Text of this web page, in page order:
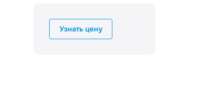
Узнать цену